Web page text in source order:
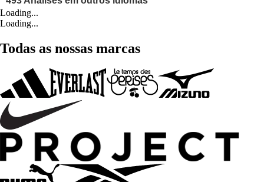
Loading...
Loading...
Todas as nossas marcas